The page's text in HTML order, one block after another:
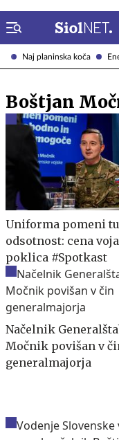
Naj planinska koča
Boštjan
Uniforma pomeni
odsotnost: cena
poklica #Spotkast
Načelnik
Močnik povišan v
generalmajorja